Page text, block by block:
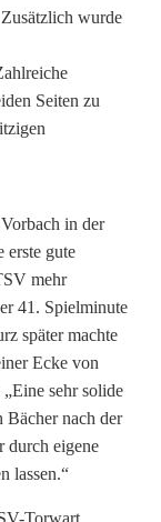
wurde
Seiten zu
in der
erste gute
mehr
41. Spielminute
später machte
Ecke von
sehr solide
Bächer nach der
durch eigene
lassen.“
Torwart